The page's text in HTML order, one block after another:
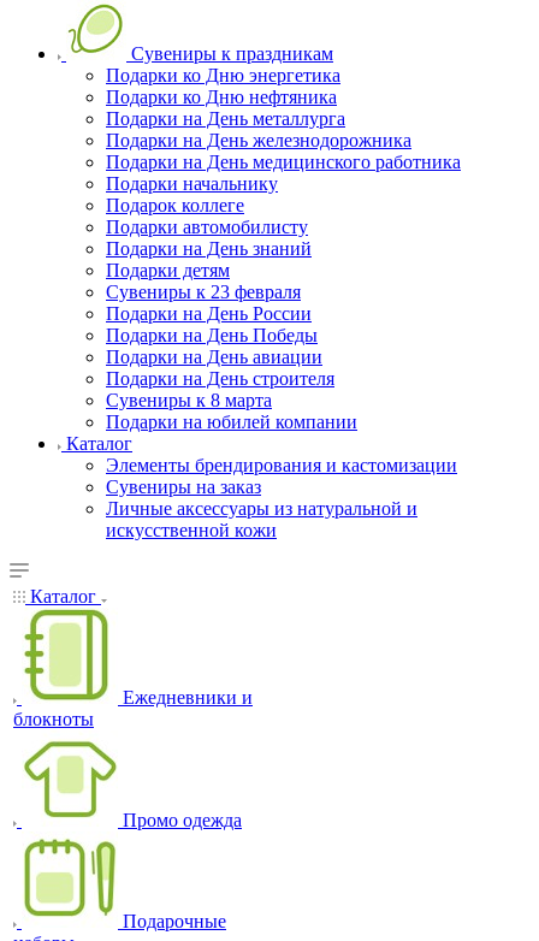
Сувениры к праздникам
Подарки ко Дню энергетика
Подарки ко Дню нефтяника
Подарки на День металлурга
Подарки на День железнодорожника
Подарки на День медицинского работника
Подарки начальнику
Подарок коллеге
Подарки автомобилисту
Подарки на День знаний
Подарки детям
Сувениры к 23 февраля
Подарки на День России
Подарки на День Победы
Подарки на День авиации
Подарки на День строителя
Сувениры к 8 марта
Подарки на юбилей компании
Каталог
Элементы брендирования и кастомизации
Сувениры на заказ
Личные аксессуары из натуральной и
искусственной кожи
Каталог
Ежедневники и
блокноты
Промо одежда
Подарочные